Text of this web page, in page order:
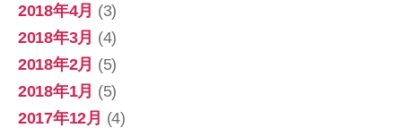
2018年4月 (3)
2018年3月 (4)
2018年2月 (5)
2018年1月 (5)
2017年12月 (4)